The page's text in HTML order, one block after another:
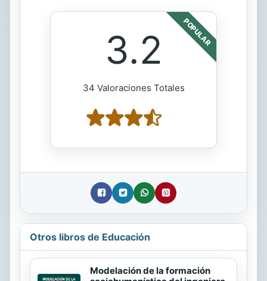
POPULAR
3.2
34 Valoraciones Totales
Otros libros de Educación
Modelación de la formación